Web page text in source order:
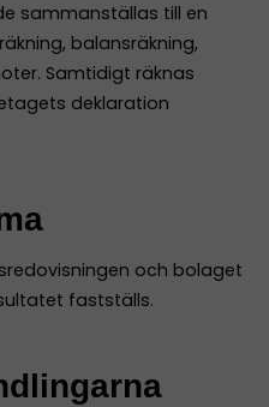
sammanställas till en
balansräkning,
Samtidigt räknas
deklaration
och bolaget
fastställs.